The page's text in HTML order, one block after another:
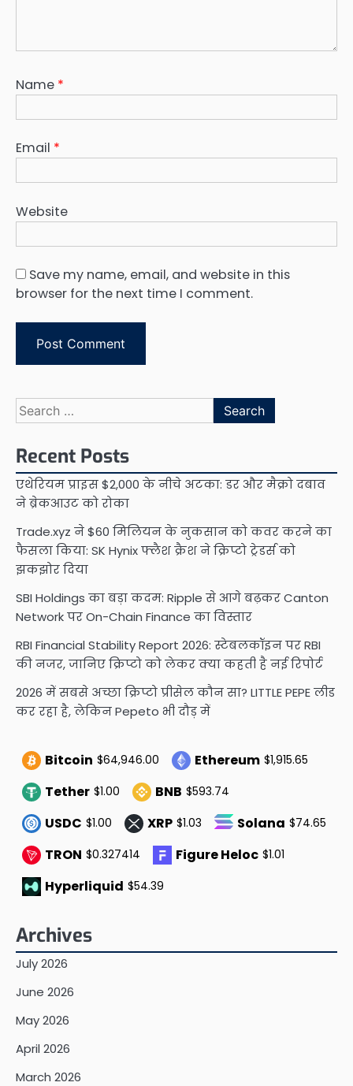
Name *
Email *
Website
Save my name, email, and website in this
browser for the next time I comment.
Search
for:
Recent Posts
एथेरियम प्राइस $2,000 के नीचे अटका: डर और मैक्रो दबाव
ने ब्रेकआउट को रोका
Trade.xyz ने $60 मिलियन के नुकसान को कवर करने का
फैसला किया: SK Hynix फ्लैश क्रैश ने क्रिप्टो ट्रेडर्स को
झकझोर दिया
SBI Holdings का बड़ा कदम: Ripple से आगे बढ़कर Canton
Network पर On-Chain Finance का विस्तार
RBI Financial Stability Report 2026: स्टेबलकॉइन पर RBI
की नजर, जानिए क्रिप्टो को लेकर क्या कहती है नई रिपोर्ट
2026 में सबसे अच्छा क्रिप्टो प्रीसेल कौन सा? LITTLE PEPE लीड
कर रहा है, लेकिन Pepeto भी दौड़ में
Bitcoin $64,946.00 Ethereum $1,915.65
Tether $1.00 BNB $593.74
USDC $1.00 XRP $1.03 Solana $74.65
TRON $0.327414 Figure Heloc $1.01
Hyperliquid $54.39
Archives
July 2026
June 2026
May 2026
April 2026
March 2026